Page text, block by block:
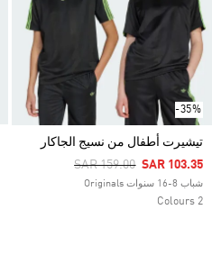
-35%
تيشيرت أطفال من نسيج الجاكار
Price Reduced From
SAR 159.00ToSAR 103.35
شباب 8-16 سنوات Originals
2 Colours